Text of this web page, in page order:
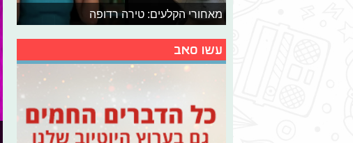
מאחורי הקלעים: טירה רדופה
עשו סאב